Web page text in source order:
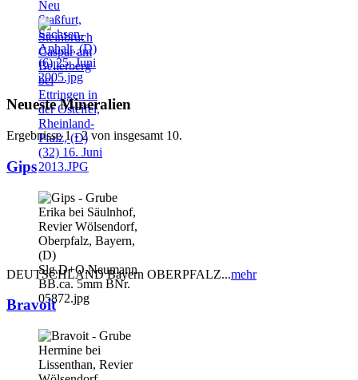
Neueste Mineralien
Ergebnisse 1 - 2 von insgesamt 10.
Gips
DEUTSCHLAND Bayern OBERPFALZ...mehr
Bravoit